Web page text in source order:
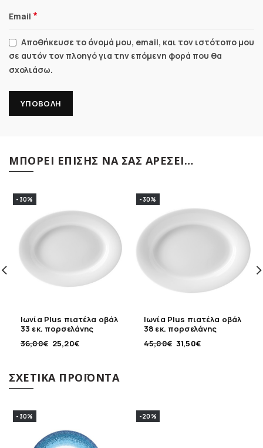
Email *
Αποθήκευσε το όνομά μου, email, και τον ιστότοπο μου
σε αυτόν τον πλοηγό για την επόμενη φορά που θα
σχολιάσω.
ΜΠΟΡΕΊ ΕΠΊΣΗΣ ΝΑ ΣΑΣ ΑΡΈΣΕΙ…
-30%
Ιωνία Plus πιατέλα οβάλ
33 εκ. πορσελάνης
36,00€ 25,20€
-30%
Ιωνία Plus πιατέλα οβάλ
38 εκ. πορσελάνης
45,00€ 31,50€
ΣΧΕΤΙΚΆ ΠΡΟΪΌΝΤΑ
-30% -20%